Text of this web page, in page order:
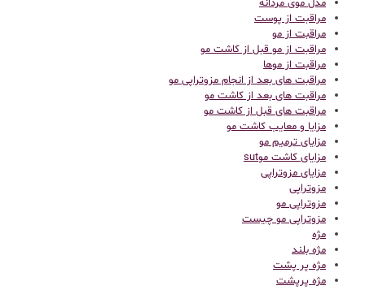
مدل موی مردانه
مراقبت از پوست
مراقبت از مو
مراقبت از مو قبل از کاشت مو
مراقبت از موها
مراقبت های بعد از انجام مزوتراپی مو
مراقبت های بعد از کاشت مو
مراقبت های قبل از کاشت مو
مزایا و معایب کاشت مو
مزایای ترمیم مو
مزایای کاشت موsut
مزایای مزوتراپی
مزوتراپی
مزوتراپی مو
مزوتراپی مو چیست
مژه
مژه بلند
مژه پر پشت
مژه پرپشت